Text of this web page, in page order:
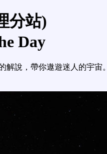
分站)
Day
解說，帶你遨遊迷人的宇宙。